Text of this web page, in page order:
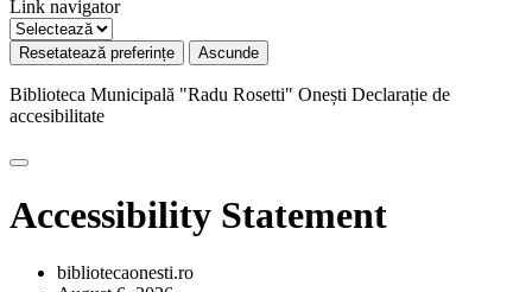
Link navigator
Resetatează preferințe Ascunde
Biblioteca Municipală "Radu Rosetti" Onești Declarație de
accesibilitate
Accessibility Statement
bibliotecaonesti.ro